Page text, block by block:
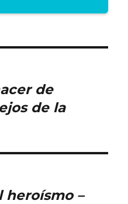
de
de la
heroísmo –